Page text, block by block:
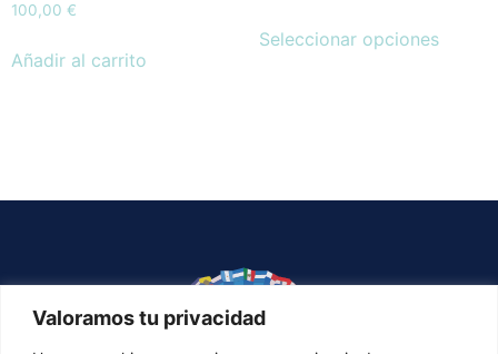
Valoramos tu privacidad
100,00 €
Añadir al carrito
Seleccionar opciones